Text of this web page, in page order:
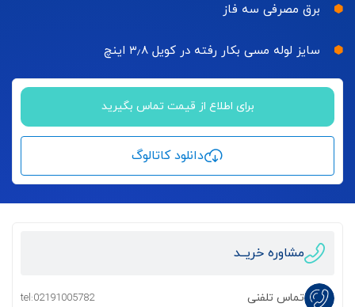
برق مصرفی سه فاز
سایز لوله مسی بکار رفته در کویل ۳٫۸ اینچ
برای اطلاع از قیمت تماس بگیرید
دانلود کاتالوگ
مشاوره خریــد
تماس تلفنی tel:02191005782